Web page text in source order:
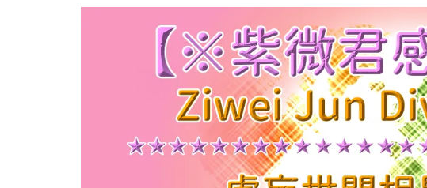
君寰
宇傳
奇官
網
亞-
個
個
都
是
救
世
主